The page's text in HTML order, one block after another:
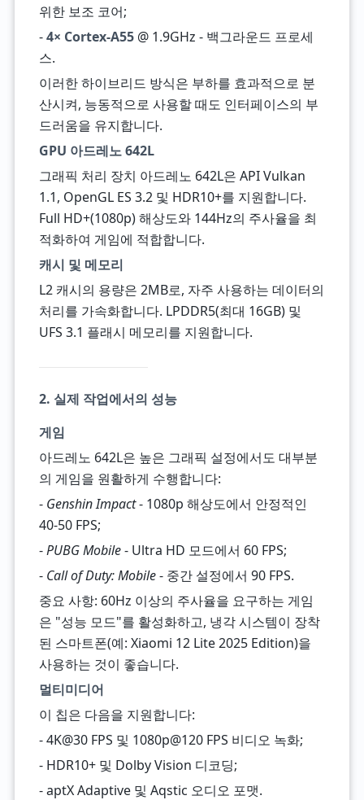
위한 보조 코어;
-4× Cortex-A55@ 1.9GHz - 백그라운드 프로세
스.
이러한 하이브리드 방식은 부하를 효과적으로 분
산시켜, 능동적으로 사용할 때도 인터페이스의 부
드러움을 유지합니다.
GPU 아드레노 642L
그래픽 처리 장치 아드레노 642L은 API Vulkan
1.1, OpenGL ES 3.2 및 HDR10+를 지원합니다.
Full HD+(1080p) 해상도와 144Hz의 주사율을 최
적화하여 게임에 적합합니다.
캐시 및 메모리
L2 캐시의 용량은 2MB로, 자주 사용하는 데이터의
처리를 가속화합니다. LPDDR5(최대 16GB) 및
UFS 3.1 플래시 메모리를 지원합니다.
2. 실제 작업에서의 성능
게임
아드레노 642L은 높은 그래픽 설정에서도 대부분
의 게임을 원활하게 수행합니다:
- Genshin Impact- 1080p 해상도에서 안정적인
40-50 FPS;
-PUBG Mobile- Ultra HD 모드에서 60 FPS;
- Call of Duty: Mobile- 중간 설정에서 90 FPS.
중요 사항: 60Hz 이상의 주사율을 요구하는 게임
은 "성능 모드"를 활성화하고, 냉각 시스템이 장착
된 스마트폰(예: Xiaomi 12 Lite 2025 Edition)을
사용하는 것이 좋습니다.
멀티미디어
이 칩은 다음을 지원합니다:
- 4K@30 FPS 및 1080p@120 FPS 비디오 녹화;
- HDR10+ 및 Dolby Vision 디코딩;
- aptX Adaptive 및 Aqstic 오디오 포맷.